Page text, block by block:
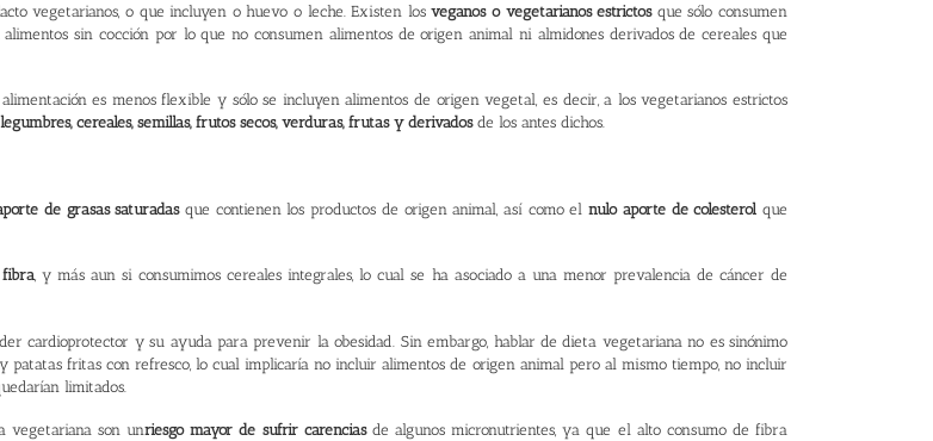
vegetarianos, o que incluyen o huevo o leche. Existen losveganos o vegetarianos estrictosque sólo consumen
sin cocción por lo que no consumen alimentos de origen animal ni almidones derivados de cereales que
es menos flexible y sólo se incluyen alimentos de origen vegetal, es decir, a los vegetarianos estrictos
legumbres, cereales, semillas, frutos secos, verduras, frutas y derivadosde los antes dichos.
de grasas saturadasque contienen los productos de origen animal, así como elnulo aporte de colesterol que
, y más aun si consumimos cereales integrales, lo cual se ha asociado a una menor prevalencia de cáncer de
cardioprotector y su ayuda para prevenir la obesidad. Sin embargo, hablar de dieta vegetariana no es sinónimo
fritas con refresco, lo cual implicaría no incluir alimentos de origen animal pero al mismo tiempo, no incluir
limitados.
vegetariana son unriesgo mayor de sufrir carenciasde algunos micronutrientes, ya que el alto consumo de fibra